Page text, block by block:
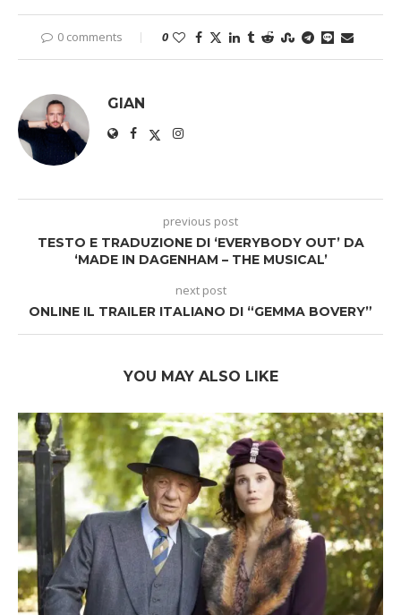
0 comments 0
GIAN
previous post
TESTO E TRADUZIONE DI ‘EVERYBODY OUT’ DA
‘MADE IN DAGENHAM – THE MUSICAL’
next post
ONLINE IL TRAILER ITALIANO DI “GEMMA BOVERY”
YOU MAY ALSO LIKE